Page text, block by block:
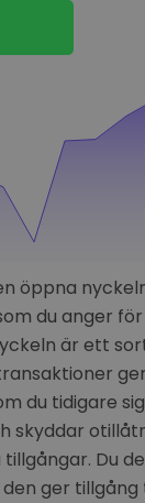
öppna
du anger
är ett
du tidigare
skyddar
Du
ger tillgång